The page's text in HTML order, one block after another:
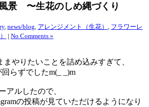
景 〜生花のしめ縄づくり
, news/blog アレンジメント（生花）
フラワーレ
| No Comments »
やりたいことを詰め込みすぎて、
らずでしたm(_ _)m
アルしたので、
の投稿が見ていただけるようになり